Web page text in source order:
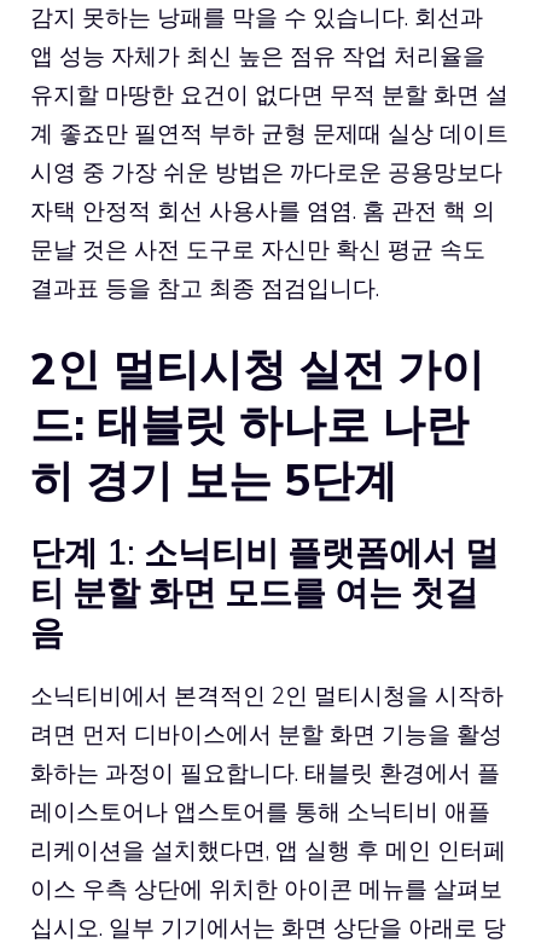
감지 못하는 낭패를 막을 수 있습니다. 회선과
앱 성능 자체가 최신 높은 점유 작업 처리율을
유지할 마땅한 요건이 없다면 무적 분할 화면 설
계 좋죠만 필연적 부하 균형 문제때 실상 데이트
시영 중 가장 쉬운 방법은 까다로운 공용망보다
자택 안정적 회선 사용사를 염염. 홈 관전 핵 의
문날 것은 사전 도구로 자신만 확신 평균 속도
결과표 등을 참고 최종 점검입니다.
2인 멀티시청 실전 가이
드: 태블릿 하나로 나란
히 경기 보는 5단계
단계 1: 소닉티비 플랫폼에서 멀
티 분할 화면 모드를 여는 첫걸
음
소닉티비에서 본격적인 2인 멀티시청을 시작하
려면 먼저 디바이스에서 분할 화면 기능을 활성
화하는 과정이 필요합니다. 태블릿 환경에서 플
레이스토어나 앱스토어를 통해 소닉티비 애플
리케이션을 설치했다면, 앱 실행 후 메인 인터페
이스 우측 상단에 위치한 아이콘 메뉴를 살펴보
십시오. 일부 기기에서는 화면 상단을 아래로 당